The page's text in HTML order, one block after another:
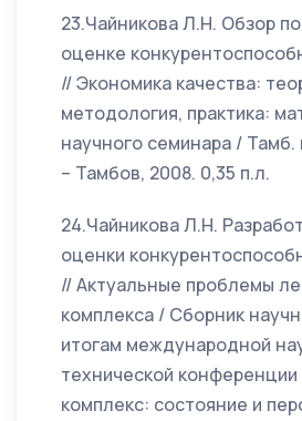
23.Чайникова Л.Н. Обзор
оценке
// Экономика качества:
методология, практика:
научного семинара / Тамб.
– Тамбов, 2008. 0,35 п.л.
24.Чайникова Л.Н.
оценки
// Актуальные проблемы
комплекса / Сборник
итогам международной
технической
комплекс: состояние и